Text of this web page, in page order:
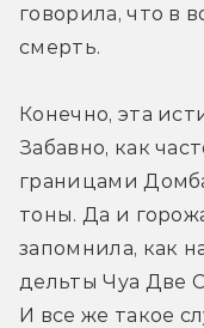
говорила, что в
смерть.
Конечно, эта
Забавно, как
границами
тоны. Да и
запомнила, как
дельты Чуа Две
И все же такое